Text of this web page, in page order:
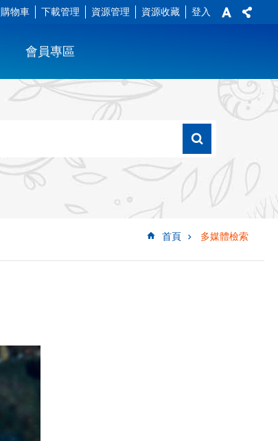
購物車 下載管理 資源管理 資源收藏 登入
會員專區
首頁 多媒體檢索